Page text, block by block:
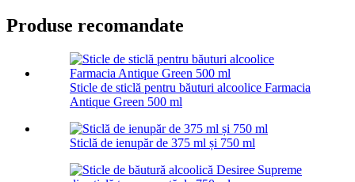
Produse recomandate
Sticle de sticlă pentru băuturi alcoolice Farmacia
Antique Green 500 ml
Sticlă de ienupăr de 375 ml și 750 ml